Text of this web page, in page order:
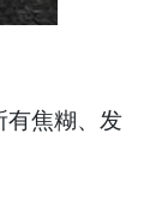
焦糊、发